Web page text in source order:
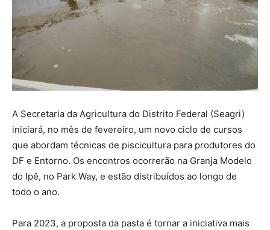
A Secretaria da Agricultura do Distrito Federal (Seagri)
iniciará, no mês de fevereiro, um novo ciclo de cursos
que abordam técnicas de piscicultura para produtores do
DF e Entorno. Os encontros ocorrerão na Granja Modelo
do Ipê, no Park Way, e estão distribuídos ao longo de
todo o ano.
Para 2023, a proposta da pasta é tornar a iniciativa mais